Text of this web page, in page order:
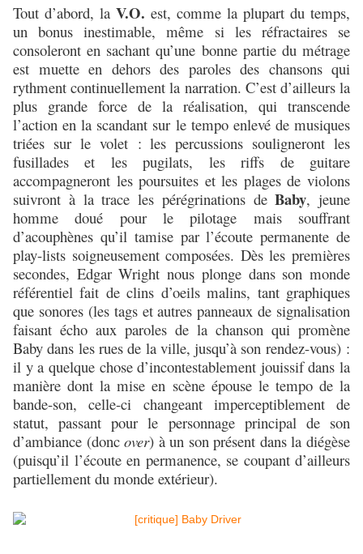
Tout d’abord, la V.O. est, comme la plupart du temps,
un bonus inestimable, même si les réfractaires se
consoleront en sachant qu’une bonne partie du métrage
est muette en dehors des paroles des chansons qui
rythment continuellement la narration. C’est d’ailleurs la
plus grande force de la réalisation, qui transcende
l’action en la scandant sur le tempo enlevé de musiques
triées sur le volet : les percussions souligneront les
fusillades et les pugilats, les riffs de guitare
accompagneront les poursuites et les plages de violons
suivront à la trace les pérégrinations deBaby, jeune
homme doué pour le pilotage mais souffrant
d’acouphènes qu’il tamise par l’écoute permanente de
play-lists soigneusement composées. Dès les premières
secondes, Edgar Wright nous plonge dans son monde
référentiel fait de clins d’oeils malins, tant graphiques
que sonores (les tags et autres panneaux de signalisation
faisant écho aux paroles de la chanson qui promène
Baby dans les rues de la ville, jusqu’à son rendez-vous) :
il y a quelque chose d’incontestablement jouissif dans la
manière dont la mise en scène épouse le tempo de la
bande-son, celle-ci changeant imperceptiblement de
statut, passant pour le personnage principal de son
d’ambiance (doncover) à un son présent dans la diégèse
(puisqu’il l’écoute en permanence, se coupant d’ailleurs
partiellement du monde extérieur).